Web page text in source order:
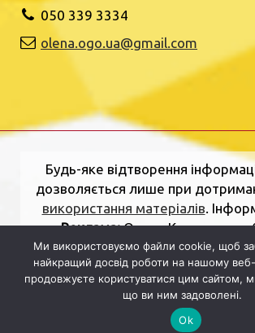
050 339 3334
olena.ogo.ua@gmail.com
Будь-яке відтворення
дозволяється лише при
використання матеріалів.
нас.Реклама:Олена Копиця, тел.
34
olena.ogo.ua@gmail.com
редакції:вулиця Шкільна, 2, Рівне,
область, 33000.Електронна
dolj.ogo@gmail.com
Ми використовуємо файли cookie, щоб
найкращий досвід роботи на нашому
продовжуєте користуватися цим сайтом,
що ви ним задоволені.
Ok